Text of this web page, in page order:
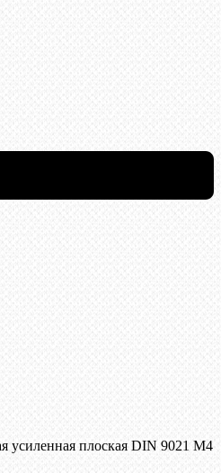
усиленная плоская DIN 9021 М4